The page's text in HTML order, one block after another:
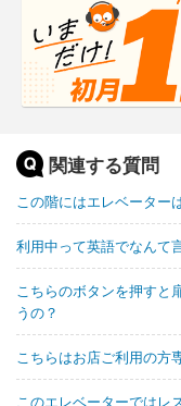
関連する質問
この階にはエレベーター
利用中って英語でなんて
こちらのボタンを押すと
うの？
こちらはお店ご利用の方
このエレベーターではレ